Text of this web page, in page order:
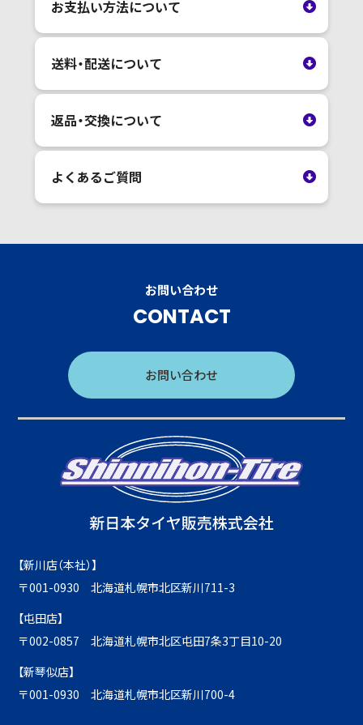
お支払い方法について
送料・配送について
返品・交換について
よくあるご質問
お問い合わせ
CONTACT
お問い合わせ
【新川店（本社）】
〒001-0930 北海道札幌市北区新川711-3
【屯田店】
〒002-0857 北海道札幌市北区屯田7条3丁目10-20
【新琴似店】
〒001-0930 北海道札幌市北区新川700-4